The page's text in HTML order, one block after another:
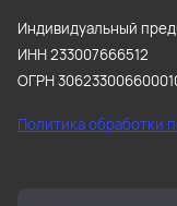
Индивидуальный
ИНН 233007666512
ОГРН
Политика обработки